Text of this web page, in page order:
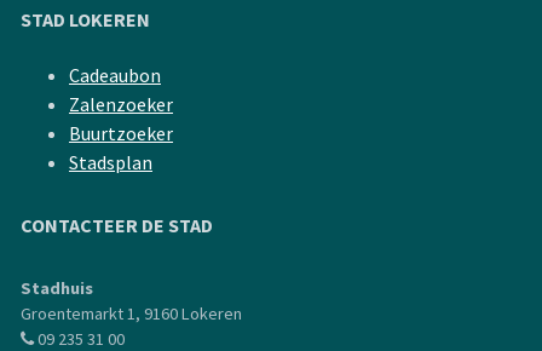
STAD LOKEREN
Cadeaubon
Zalenzoeker
Buurtzoeker
Stadsplan
CONTACTEER DE STAD
Stadhuis
Groentemarkt 1, 9160 Lokeren
09 235 31 00